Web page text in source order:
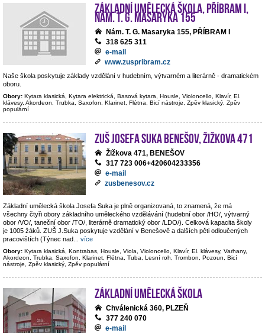
Základní umělecká škola, Příbram I,
nám. T. G. Masaryka 155
Nám. T. G. Masaryka 155, PŘÍBRAM I
318 625 311
e-mail
www.zuspribram.cz
Naše škola poskytuje základy vzdělání v hudebním, výtvarném a literárně - dramatickém
oboru.
Obory: Kytara klasická, Kytara elektrická, Basová kytara, Housle, Violoncello, Klavír, El.
klávesy, Akordeon, Trubka, Saxofon, Klarinet, Flétna, Bicí nástroje, Zpěv klasický, Zpěv
populární
ZUŠ Josefa Suka Benešov, Žižkova 471
Žižkova 471, BENEŠOV
317 723 006+420604233356
e-mail
zusbenesov.cz
Základní umělecká škola Josefa Suka je plně organizovaná, to znamená, že má
všechny čtyři obory základního uměleckého vzdělávání (hudební obor /HO/, výtvarný
obor /VO/, taneční obor /TO/, literárně dramatický obor /LDO/). Celková kapacita školy
je 1005 žáků. ZUŠ J.Suka poskytuje vzdělání v Benešově a dalších pěti odloučených
pracovištích (Týnec nad
více
Obory: Kytara klasická, Kontrabas, Housle, Viola, Violoncello, Klavír, El. klávesy, Varhany,
Akordeon, Trubka, Saxofon, Klarinet, Flétna, Tuba, Lesní roh, Trombon, Pozoun, Bicí
nástroje, Zpěv klasický, Zpěv populární
Základní umělecká škola
Chválenická 360, PLZEŇ
377 240 070
e-mail